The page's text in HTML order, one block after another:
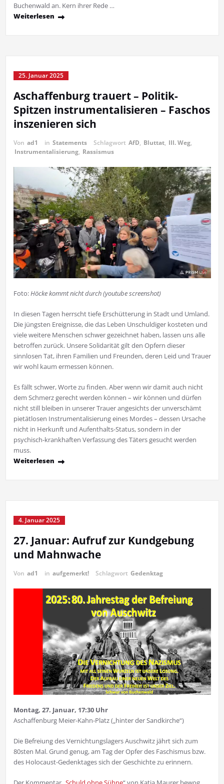
Buchenwald an. Kern ihrer Rede …
Weiterlesen
25. Januar 2025
Aschaffenburg trauert – Politik-
Spitzen instrumentalisieren – Faschos
inszenieren sich
Von ad1 in Statements Schlagwort AfD, Bluttat, III. Weg,
Instrumentalisierung, Rassismus
Foto:Höcke kommt nicht durch (youtube screenshot)
In diesen Tagen herrscht tiefe Erschütterung in Stadt und Umland.
Die jüngsten Ereignisse, die das Leben Unschuldiger kosteten und
viele weitere Menschen schwer gezeichnet haben, lassen uns alle
betroffen zurück. Unsere Solidarität gilt den Opfern dieser
sinnlosen Tat, ihren Familien und Freunden, deren Leid und Trauer
wir wohl kaum ermessen können.
Es fällt schwer, Worte zu finden. Aber wenn wir damit auch nicht
dem Schmerz gerecht werden können – wir können und dürfen
nicht still bleiben in unserer Trauer angesichts der unverschämt
pietätlosen Instrumentalisierung eines Mordes – dessen Ursache
nicht in Herkunft und Aufenthalts-Status, sondern in der
psychisch-krankhaften Verfassung des Täters gesucht werden
muss.
Weiterlesen
4. Januar 2025
27. Januar: Aufruf zur Kundgebung
und Mahnwache
Von ad1 in aufgemerkt! Schlagwort Gedenktag
Montag, 27. Januar, 17:30 Uhr
Aschaffenburg Meier-Kahn-Platz („hinter der Sandkirche“)
Die Befreiung des Vernichtungslagers Auschwitz jährt sich zum
80sten Mal. Grund genug, am Tag der Opfer des Faschismus bzw.
des Holocaust-Gedenktages sich der Geschichte zu erinnern.